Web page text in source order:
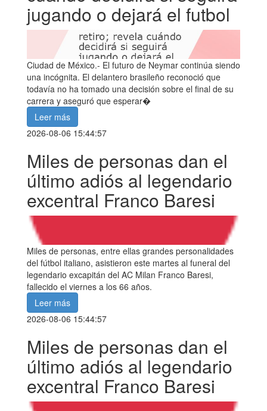
jugando o dejará el futbol
Ciudad de México.- El futuro de Neymar continúa siendo
una incógnita. El delantero brasileño reconoció que
todavía no ha tomado una decisión sobre el final de su
carrera y aseguró que esperar�
Leer más
2026-08-06 15:44:57
Miles de personas dan el
último adiós al legendario
excentral Franco Baresi
Miles de personas, entre ellas grandes personalidades
del fútbol italiano, asistieron este martes al funeral del
legendario excapitán del AC Milan Franco Baresi,
fallecido el viernes a los 66 años.
Leer más
2026-08-06 15:44:57
Miles de personas dan el
último adiós al legendario
excentral Franco Baresi